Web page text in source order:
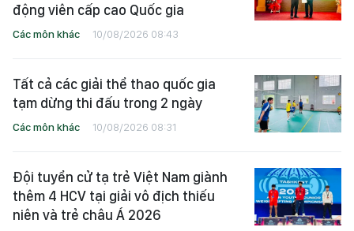
động viên cấp cao Quốc gia
Các môn khác 10/08/2026 08:43
Tất cả các giải thể thao quốc gia
tạm dừng thi đấu trong 2 ngày
Các môn khác 10/08/2026 08:31
Đội tuyển cử tạ trẻ Việt Nam giành
thêm 4 HCV tại giải vô địch thiếu
niên và trẻ châu Á 2026